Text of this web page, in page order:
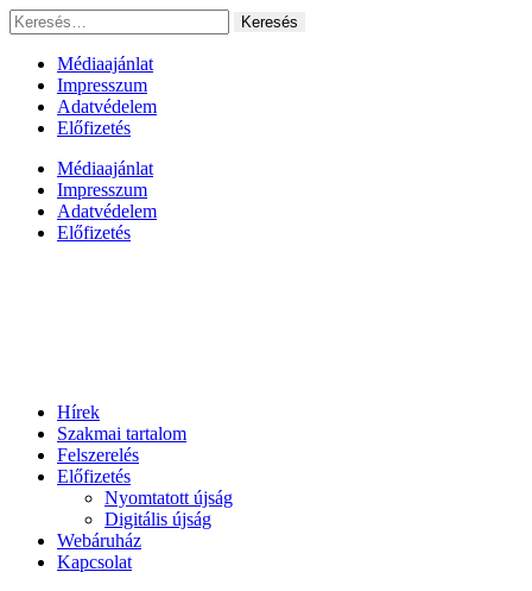
Ugrás
a
tartalomhoz
Keresés:
Médiaajánlat
Impresszum
Adatvédelem
Előfizetés
Médiaajánlat
Impresszum
Adatvédelem
Előfizetés
Hírek
Szakmai tartalom
Felszerelés
Előfizetés
Nyomtatott újság
Digitális újság
Webáruház
Kapcsolat